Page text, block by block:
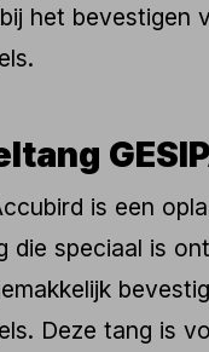
het bevestigen
is een
die speciaal is
Deze tang is